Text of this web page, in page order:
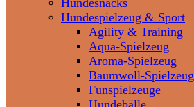
Hundesnacks
Hundespielzeug & Sport
Agility & Training
Aqua-Spielzeug
Aroma-Spielzeug
Baumwoll-Spielzeug
Funspielzeuge